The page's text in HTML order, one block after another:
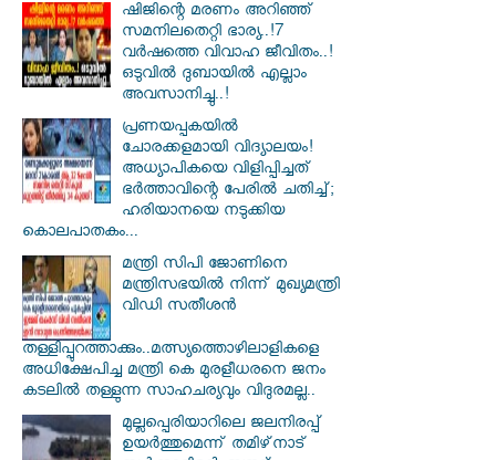
ഷിജിന്റെ മരണം അറിഞ്ഞ്
സമനിലതെറ്റി ഭാര്യ..!7
വർഷത്തെ വിവാഹ ജീവിതം..!
ഒടുവിൽ ദുബായിൽ എല്ലാം
അവസാനിച്ചു..!
പ്രണയപ്പകയിൽ
ചോരക്കളമായി വിദ്യാലയം!
അധ്യാപികയെ വിളിപ്പിച്ചത്
ഭർത്താവിന്റെ പേരിൽ ചതിച്ച്;
ഹരിയാനയെ നടുക്കിയ
കൊലപാതകം...
മന്ത്രി സിപി ജോണിനെ
മന്ത്രിസഭയില്‍ നിന്ന് മുഖ്യമന്ത്രി
വിഡി സതീശന്‍
തള്ളിപ്പുറത്താക്കും..മത്സ്യത്തൊഴിലാളികളെ
അധിക്ഷേപിച്ച മന്ത്രി കെ മുരളീധരനെ ജനം
കടലില്‍ തള്ളുന്ന സാഹചര്യവും വിദുരമല്ല..
മുല്ലപ്പെരിയാറിലെ ജലനിരപ്പ്
ഉയര്‍ത്തുമെന്ന് തമിഴ്‌നാട്